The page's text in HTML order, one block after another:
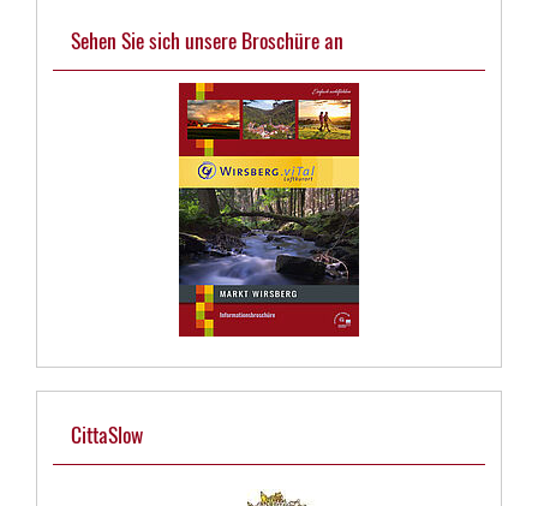
Sehen Sie sich unsere Broschüre an
CittaSlow